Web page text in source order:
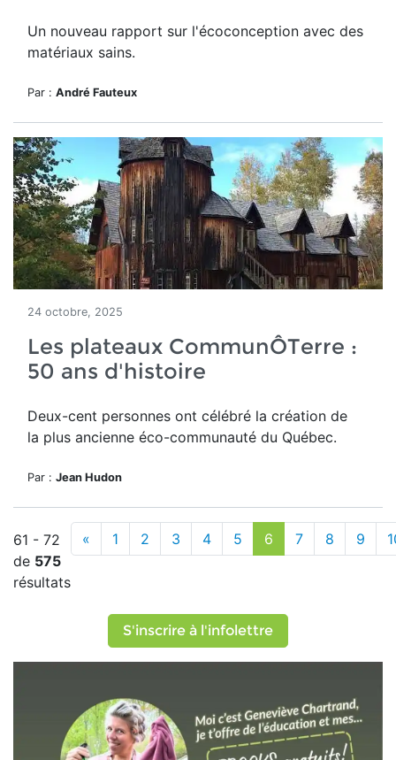
Un nouveau rapport sur l'écoconception avec des
matériaux sains.
Par : André Fauteux
24 octobre, 2025
Les plateaux CommunÔTerre :
50 ans d'histoire
Deux-cent personnes ont célébré la création de
la plus ancienne éco-communauté du Québec.
Par : Jean Hudon
61 - 72
de 575
résultats
« 1 2 3 4 5 6 7 8 9
S'inscrire à l'infolettre